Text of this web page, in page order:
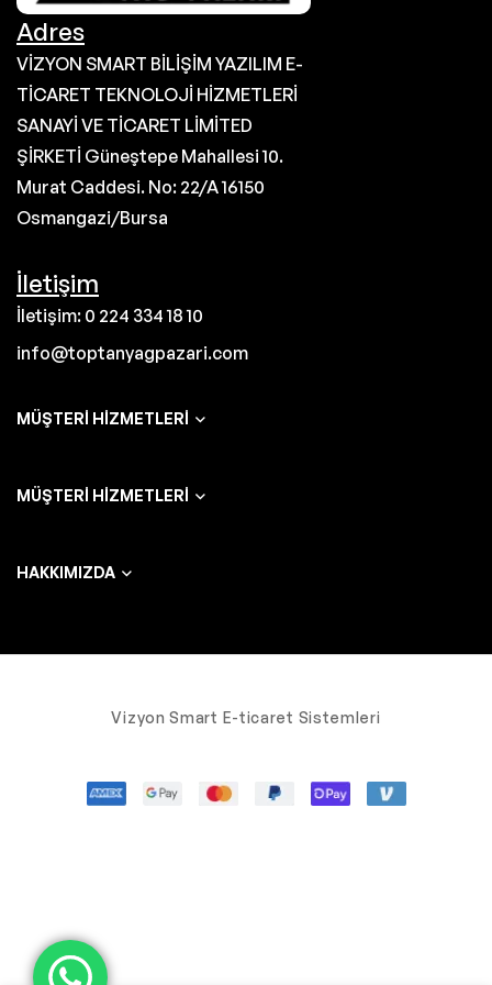
Adres
VİZYON SMART BİLİŞİM YAZILIM E-
TİCARET TEKNOLOJİ HİZMETLERİ
SANAYİ VE TİCARET LİMİTED
ŞİRKETİ Güneştepe Mahallesi 10.
Murat Caddesi. No: 22/A 16150
Osmangazi/Bursa
İletişim
İletişim: 0 224 334 18 10
info@toptanyagpazari.com
MÜŞTERI HIZMETLERI
MÜŞTERI HIZMETLERI
HAKKIMIZDA
Vizyon Smart E-ticaret Sistemleri